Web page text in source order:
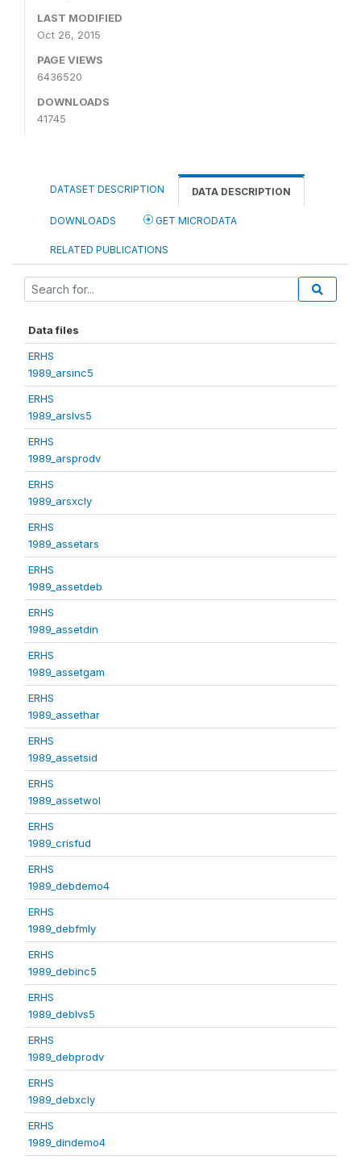
LAST MODIFIED
Oct 26, 2015
PAGE VIEWS
6436520
DOWNLOADS
41745
DATASET DESCRIPTION DATA DESCRIPTION
DOWNLOADS GET MICRODATA
RELATED PUBLICATIONS
Data files
ERHS
1989_arsinc5
ERHS
1989_arslvs5
ERHS
1989_arsprodv
ERHS
1989_arsxcly
ERHS
1989_assetars
ERHS
1989_assetdeb
ERHS
1989_assetdin
ERHS
1989_assetgam
ERHS
1989_assethar
ERHS
1989_assetsid
ERHS
1989_assetwol
ERHS
1989_crisfud
ERHS
1989_debdemo4
ERHS
1989_debfmly
ERHS
1989_debinc5
ERHS
1989_deblvs5
ERHS
1989_debprodv
ERHS
1989_debxcly
ERHS
1989_dindemo4